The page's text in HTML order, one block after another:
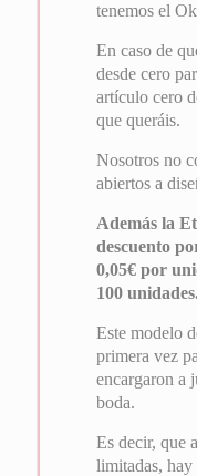
tenemos el
En caso de
desde cero
artículo cero
que queráis.
Nosotros no
abiertos a
Además la
descuento
0,05€ por
100
Este modelo
primera vez
encargaron a
boda.
Es decir, que
limitadas, hay